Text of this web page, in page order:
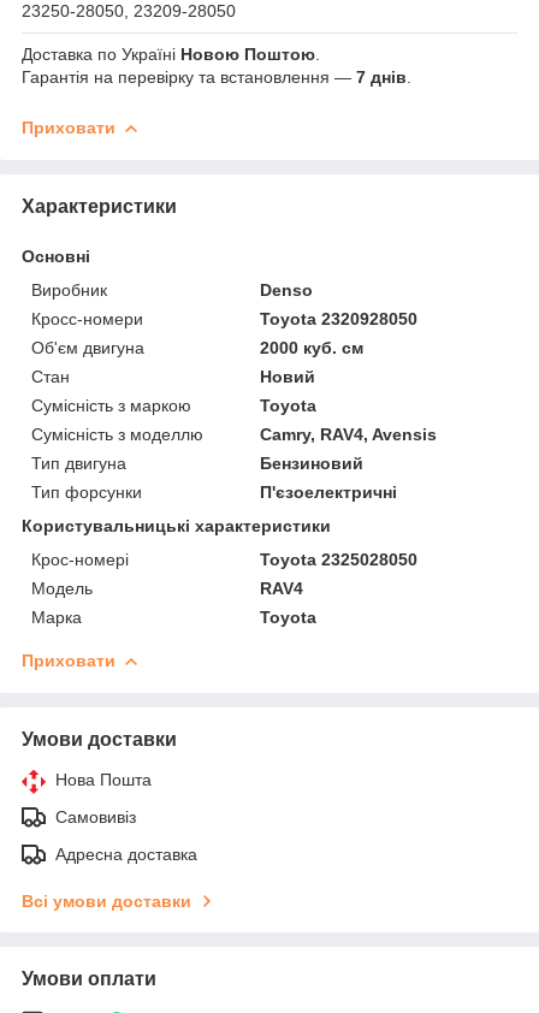
23250-28050, 23209-28050
Доставка по Україні Новою Поштою
Гарантія на перевірку та встановлення — 7 днів
Приховати
Характеристики
Основні
Виробник
Denso
Кросс-номери
Toyota 2320928050
Об'єм двигуна
2000 куб. см
Стан
Новий
Сумісність з маркою
Toyota
Сумісність з моделлю
Camry, RAV4, Avensis
Тип двигуна
Бензиновий
Тип форсунки
П'єзоелектричні
Користувальницькі характеристики
Крос-номері
Toyota 2325028050
Мoдель
RAV4
Марка
Toyota
Приховати
Умови доставки
Нова Пошта
Самовивіз
Адресна доставка
Всі умови доставки
Умови оплати